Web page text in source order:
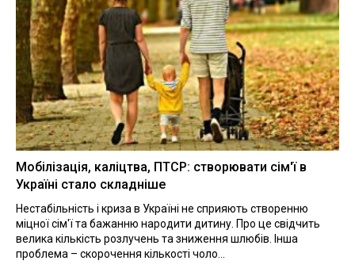
Мобілізація, каліцтва, ПТСР: створювати сім'ї в
Україні стало складніше
Нестабільність і криза в Україні не сприяють створенню
міцної сім'ї та бажанню народити дитину. Про це свідчить
велика кількість розлучень та зниження шлюбів. Інша
проблема – скорочення кількості чоло...